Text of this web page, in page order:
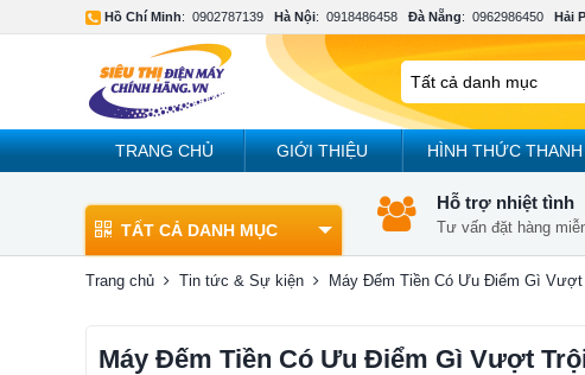
Hồ Chí Minh: 0902787139 Hà Nội: 0918486458 Đà Nẵng: 0962986450 Hải
TRANG CHỦ GIỚI THIỆU HÌNH THỨC
TẤT CẢ DANH MỤC
Hỗ trợ nhiệt tình
Tư vấn đặt hàng
Trang chủ Tin tức & Sự kiện Máy Đếm Tiền Có Ưu Điểm Gì Vượt
Máy Đếm Tiền Có Ưu Điểm Gì Vượt